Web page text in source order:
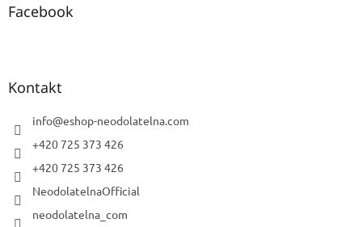
Facebook
Kontakt
info@eshop-neodolatelna.com
+420 725 373 426
+420 725 373 426
NeodolatelnaOfficial
neodolatelna_com